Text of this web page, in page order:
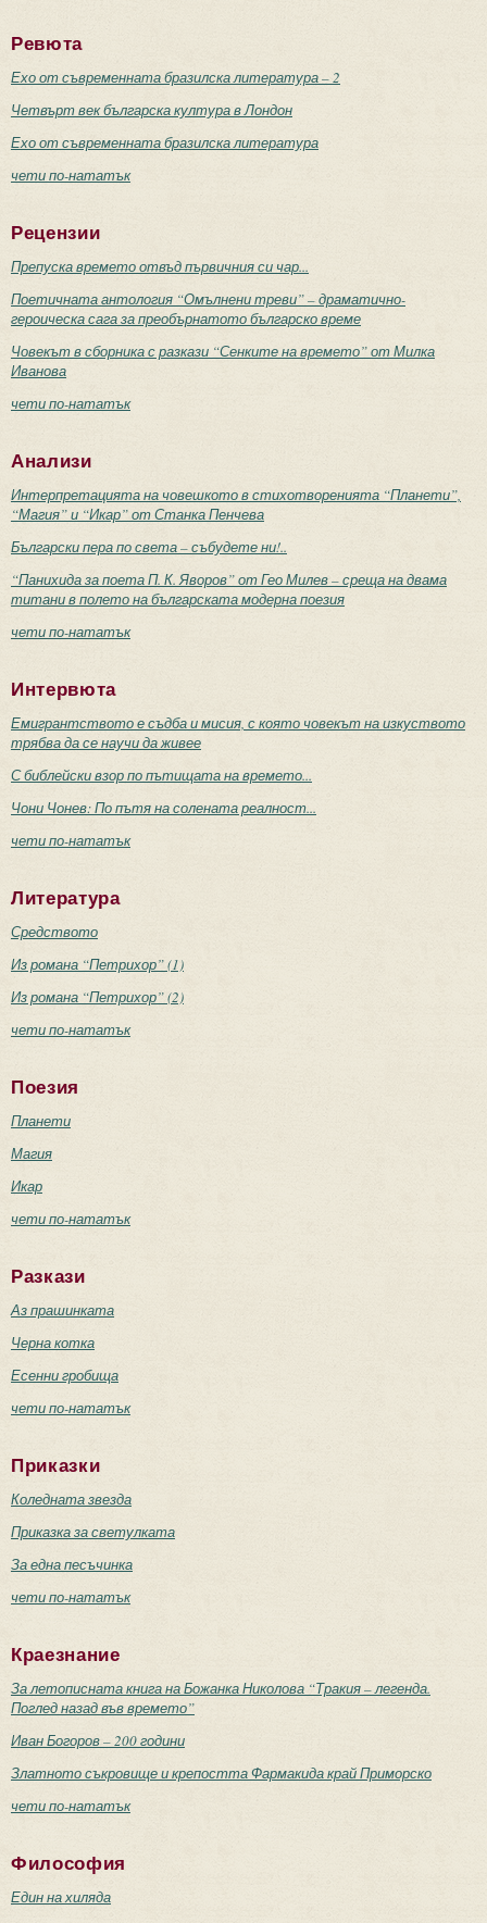
Ревюта
Ехо от съвременната бразилска литература – 2
Четвърт век българска култура в Лондон
Ехо от съвременната бразилска литература
чети по-нататък
Рецензии
Препуска времето отвъд първичния си чар...
Поетичната антология “Омълнени треви” – драматично-
героическа сага за преобърнатото българско време
Човекът в сборника с разкази “Сенките на времето” от Милка
Иванова
чети по-нататък
Анализи
Интерпретацията на човешкото в стихотворенията “Планети”,
“Магия” и “Икар” от Станка Пенчева
Български пера по света – събудете ни!..
“Панихида за поета П. К. Яворов” от Гео Милев – среща на двама
титани в полето на българската модерна поезия
чети по-нататък
Интервюта
Емигрантството е съдба и мисия, с която човекът на изкуството
трябва да се научи да живее
С библейски взор по пътищата на времето...
Чони Чонев: По пътя на солената реалност...
чети по-нататък
Литература
Средството
Из романа “Петрихор” (1)
Из романа “Петрихор” (2)
чети по-нататък
Поезия
Планети
Магия
Икар
чети по-нататък
Разкази
Аз прашинката
Черна котка
Есенни гробища
чети по-нататък
Приказки
Коледната звезда
Приказка за светулката
За една песъчинка
чети по-нататък
Краезнание
За летописната книга на Божанка Николова “Тракия – легенда.
Поглед назад във времето”
Иван Богоров – 200 години
Златното съкровище и крепостта Фармакида край Приморско
чети по-нататък
Философия
Един на хиляда